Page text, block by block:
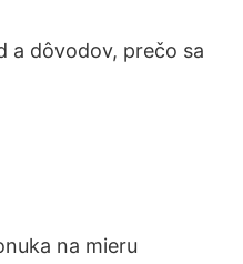
a dôvodov, prečo sa
na mieru